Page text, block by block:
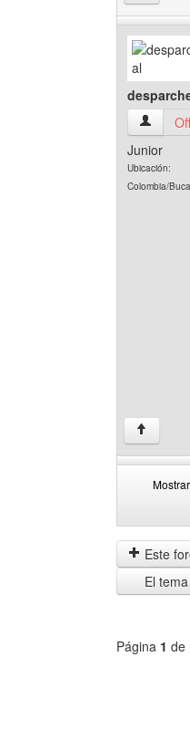
Junior
Ubicación:
Colombia/
↑
by
Este
El
Página 1 de